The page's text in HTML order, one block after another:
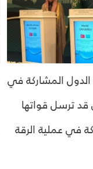
المشاركة في
قد ترسل قواتها
في عملية الرقة